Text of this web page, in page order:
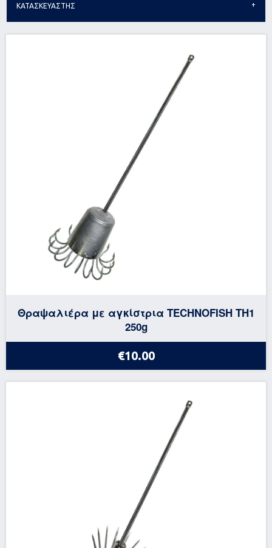
ΚΑΤΑΣΚΕΥΑΣΤΗΣ
Θραψαλιέρα με αγκίστρια TECHNOFISH TH1
250g
€10.00